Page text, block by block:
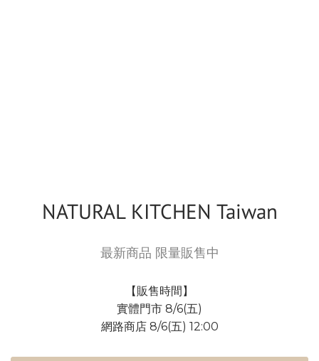
NATURAL KITCHEN Taiwan
最新商品 限量販售中
【販售時間】
實體門市 8/6(五)
網路商店 8/6(五) 12:00